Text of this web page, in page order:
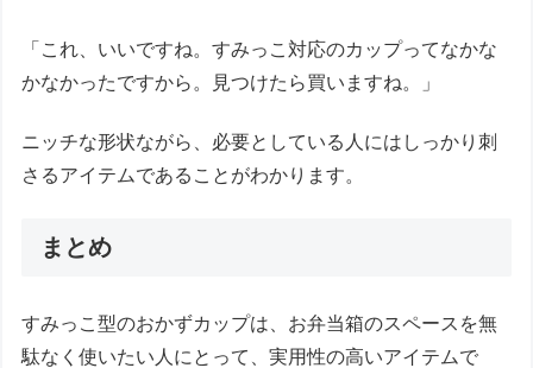
「これ、いいですね。すみっこ対応のカップってなかな
かなかったですから。見つけたら買いますね。」
ニッチな形状ながら、必要としている人にはしっかり刺
さるアイテムであることがわかります。
まとめ
すみっこ型のおかずカップは、お弁当箱のスペースを無
駄なく使いたい人にとって、実用性の高いアイテムで